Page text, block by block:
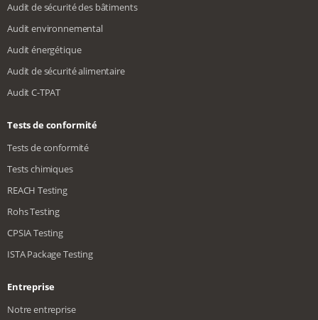
Audit de sécurité des bâtiments
Audit environnemental
Audit énergétique
Audit de sécurité alimentaire
Audit C-TPAT
Tests de conformité
Tests de conformité
Tests chimiques
REACH Testing
Rohs Testing
CPSIA Testing
ISTA Package Testing
Entreprise
Notre entreprise